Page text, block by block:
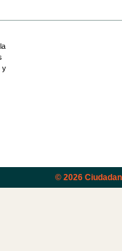
y
© 2026